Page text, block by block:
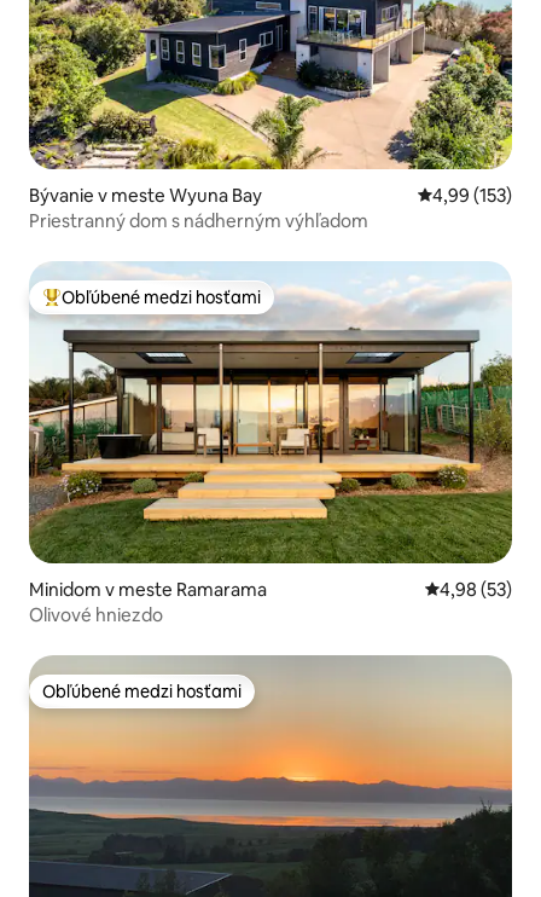
Bývanie v meste Wyuna Bay Priemerné
4,99 (153)
Priestranný dom s nádherným výhľadom
Najobľúbenejšie medzi hosťami
Obľúbené medzi hosťami
Minidom v meste Ramarama Priemerné
4,98 (53)
Olivové hniezdo
Obľúbené medzi hosťami
Obľúbené medzi hosťami